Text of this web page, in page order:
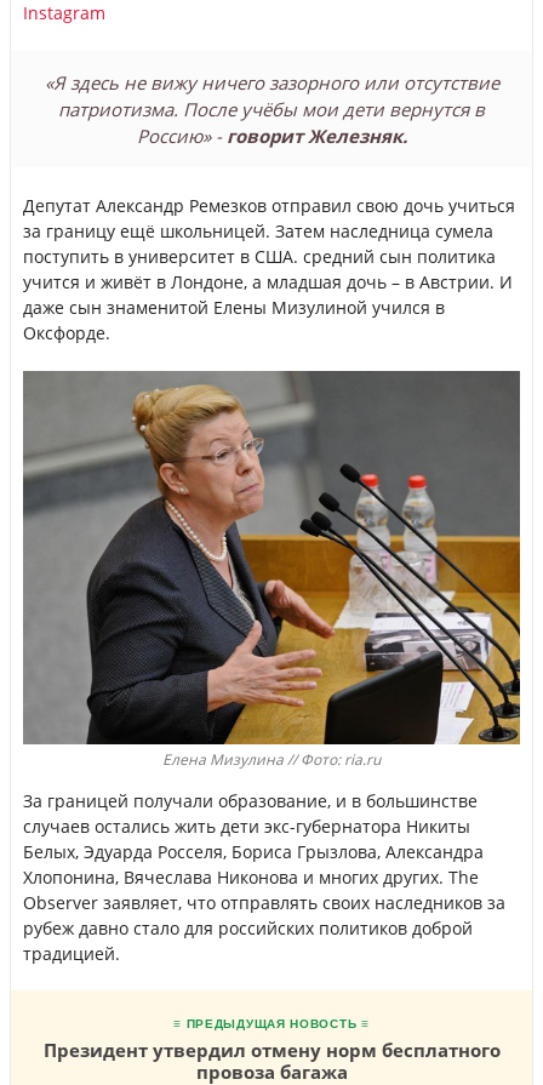
Instagram
«Я здесь не вижу ничего зазорного или отсутствие
патриотизма. После учёбы мои дети вернутся в
Россию» - говорит Железняк.
Депутат Александр Ремезков отправил свою дочь учиться
за границу ещё школьницей. Затем наследница сумела
поступить в университет в США. средний сын политика
учится и живёт в Лондоне, а младшая дочь – в Австрии. И
даже сын знаменитой Елены Мизулиной учился в
Оксфорде.
Елена Мизулина // Фото: ria.ru
За границей получали образование, и в большинстве
случаев остались жить дети экс-губернатора Никиты
Белых, Эдуарда Росселя, Бориса Грызлова, Александра
Хлопонина, Вячеслава Никонова и многих других. The
Observer заявляет, что отправлять своих наследников за
рубеж давно стало для российских политиков доброй
традицией.
≡ ПРЕДЫДУЩАЯ НОВОСТЬ ≡
Президент утвердил отмену норм бесплатного
провоза багажа